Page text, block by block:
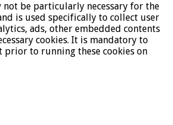
not be particularly necessary for the
is used specifically to collect user
ads, other embedded contents
cookies. It is mandatory to
prior to running these cookies on